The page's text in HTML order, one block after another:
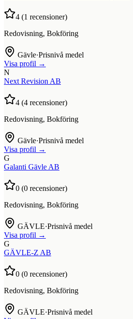
4 (1 recensioner)
Redovisning, Bokföring
Gävle·Prisnivå medel
Visa profil →
N
Next Revision AB
4 (4 recensioner)
Redovisning, Bokföring
Gävle·Prisnivå medel
Visa profil →
G
Galanti Gävle AB
0 (0 recensioner)
Redovisning, Bokföring
GÄVLE·Prisnivå medel
Visa profil →
G
GÄVLE-Z AB
0 (0 recensioner)
Redovisning, Bokföring
GÄVLE·Prisnivå medel